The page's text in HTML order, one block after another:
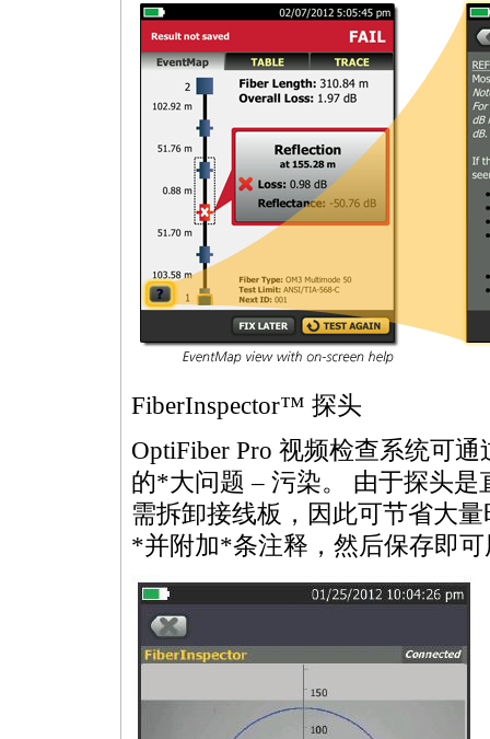
FiberInspector™ 探头
OptiFiber Pro 视频检查系统可
的*大问题 – 污染。 由于探头
需拆卸接线板，因此可节省大
*并附加*条注释，然后保存即